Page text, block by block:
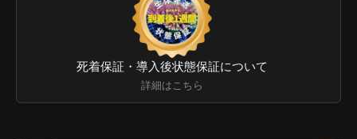
死着保証・導入後状態保証について
詳細はこちら